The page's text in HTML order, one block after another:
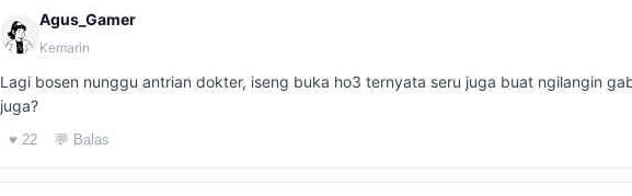
Agus_Gamer
Kemarin
Lagi bosen nunggu antrian dokter, iseng buka ho3 ternyata seru juga buat ngilangin
juga?
♥ 22 💬 Balas